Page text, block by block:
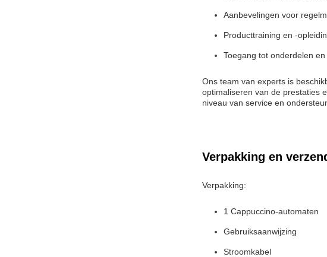
Aanbevelingen voor
Producttraining en -
Toegang tot onderdelen
Ons team van experts is
optimaliseren van de prestaties
niveau van service en
Verpakking en
Verpakking:
1 Cappuccino-automaten
Gebruiksaanwijzing
Stroomkabel